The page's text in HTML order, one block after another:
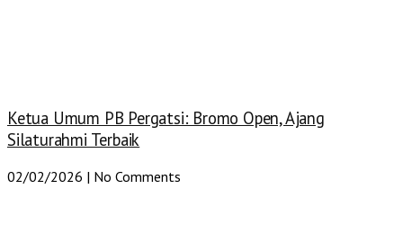
Ketua Umum PB Pergatsi: Bromo Open, Ajang
Silaturahmi Terbaik
02/02/2026 No Comments